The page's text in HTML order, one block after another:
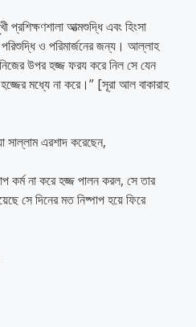
আত্মশুদ্ধি এবং হিংসা
ও পরিমার্জনের জন্য। আল্লাহ
উপর হজ্জ ফরয করে নিল সে যেন
মধ্যে না করে।” [সূরা আল বাকারাহ
সাল্লাম এরশাদ করেছেন,
কর্ম না করে হজ্জ পালন করল, সে তার
সে দিনের মত নিষ্পাপ হয়ে ফিরে